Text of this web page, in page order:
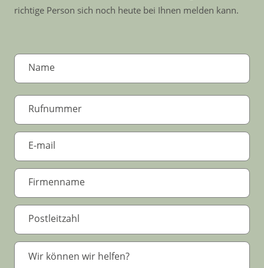
richtige Person sich noch heute bei Ihnen melden kann.